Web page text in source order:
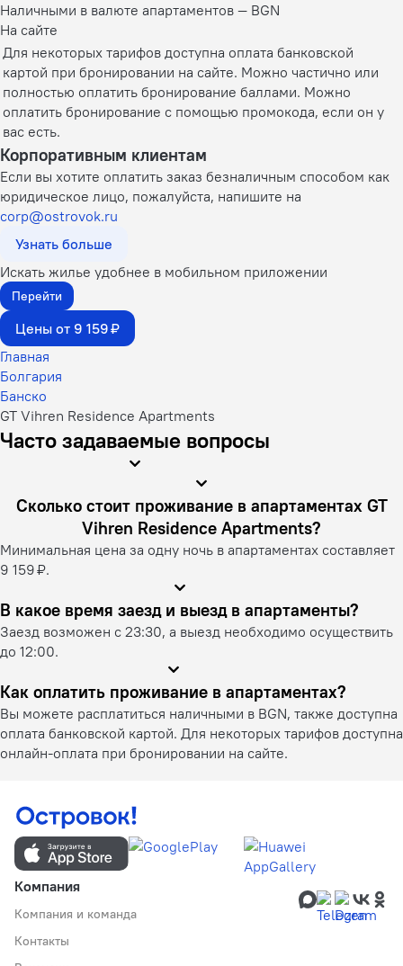
Наличными в валюте апартаментов — BGN
На сайте
Для некоторых тарифов доступна оплата банковской
картой при бронировании на сайте. Можно частично или
полностью оплатить бронирование баллами. Можно
оплатить бронирование с помощью промокода, если он у
вас есть.
Корпоративным клиентам
Если вы хотите оплатить заказ безналичным способом как
юридическое лицо, пожалуйста, напишите на
corp@ostrovok.ru
Узнать больше
Искать жилье удобнее в мобильном приложении
Перейти
Цены от 9 159 ₽
Главная
Болгария
Банско
GT Vihren Residence Apartments
Часто задаваемые вопросы
Сколько стоит проживание в апартаментах GT
Vihren Residence Apartments?
Минимальная цена за одну ночь в апартаментах составляет
9 159 ₽.
В какое время заезд и выезд в апартаменты?
Заезд возможен с 23:30, а выезд необходимо осуществить
до 12:00.
Как оплатить проживание в апартаментах?
Вы можете расплатиться наличными в BGN, также доступна
оплата банковской картой. Для некоторых тарифов доступна
онлайн-оплата при бронировании на сайте.
Компания
Компания и команда
Контакты